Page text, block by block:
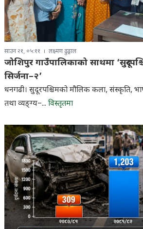
साउन २१, ०५:११ लक्ष्मण ढुङ्गाल
जोशिपुर गाउँपालिकाको साथमा
सिर्जना–२’
धनगढी। सुदूरपश्चिमको मौलिक कला, संस्कृति,
तथा व्यङ्ग्य–... विस्तृतमा